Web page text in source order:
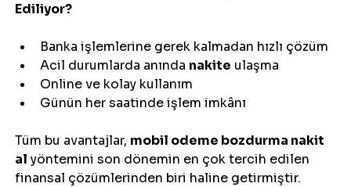
Ediliyor?
Banka işlemlerine gerek kalmadan hızlı çözüm
Acil durumlarda anında nakite ulaşma
Online ve kolay kullanım
Günün her saatinde işlem imkânı
Tüm bu avantajlar, mobil odeme bozdurma nakit
al yöntemini son dönemin en çok tercih edilen
finansal çözümlerinden biri haline getirmiştir.